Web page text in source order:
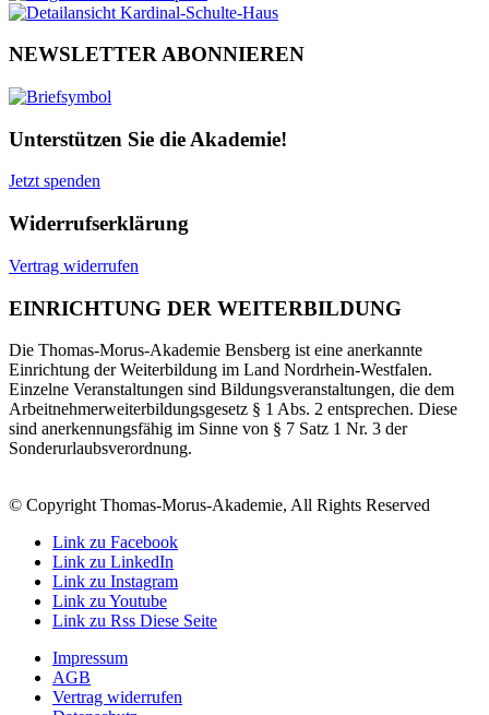
NEWSLETTER ABONNIEREN
Unterstützen Sie die Akademie!
Jetzt spenden
Widerrufserklärung
Vertrag widerrufen
EINRICHTUNG DER WEITERBILDUNG
Die Thomas-Morus-Akademie Bensberg ist eine anerkannte
Einrichtung der Weiterbildung im Land Nordrhein-Westfalen.
Einzelne Veranstaltungen sind Bildungsveranstaltungen, die dem
Arbeitnehmerweiterbildungsgesetz § 1 Abs. 2 entsprechen. Diese
sind anerkennungsfähig im Sinne von § 7 Satz 1 Nr. 3 der
Sonderurlaubsverordnung.
© Copyright Thomas-Morus-Akademie, All Rights Reserved
Link zu Facebook
Link zu LinkedIn
Link zu Instagram
Link zu Youtube
Link zu Rss Diese Seite
Impressum
AGB
Vertrag widerrufen